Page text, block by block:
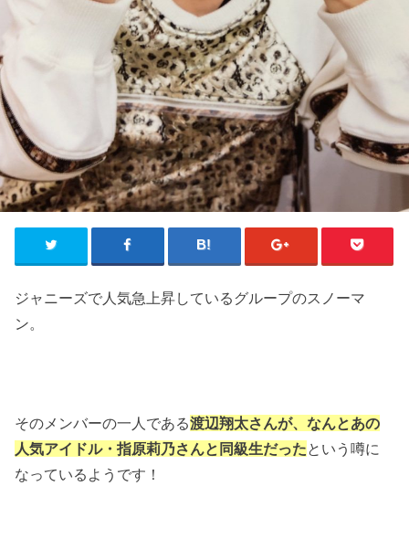
ジャニーズで人気急上昇しているグループのスノーマ
ン。
そのメンバーの一人である渡辺翔太さんが、なんとあの
人気アイドル・指原莉乃さんと同級生だったという噂に
なっているようです！